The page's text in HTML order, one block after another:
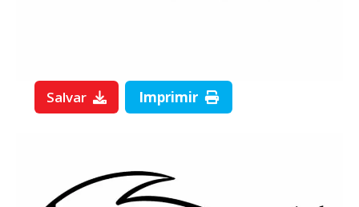
Salvar Imprimir